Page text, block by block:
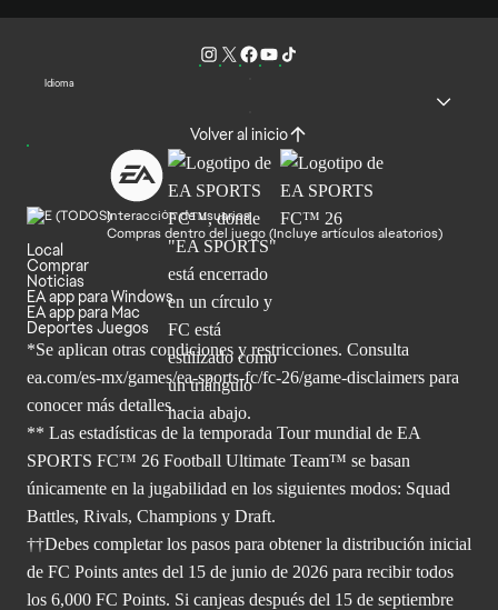
Idioma
Volver al inicio
Interacción de usuarios
Compras dentro del juego (Incluye artículos aleatorios)
Local
Comprar
Noticias
EA app para Windows
EA app para Mac
Deportes Juegos
*Se aplican otras condiciones y restricciones. Consulta
ea.com/es-mx/games/ea-sports-fc/fc-26/game-disclaimers para
conocer más detalles.
** Las estadísticas de la temporada Tour mundial de EA
SPORTS FC™ 26 Football Ultimate Team™ se basan
únicamente en la jugabilidad en los siguientes modos: Squad
Battles, Rivals, Champions y Draft.
††Debes completar los pasos para obtener la distribución inicial
de FC Points antes del 15 de junio de 2026 para recibir todos
los 6,000 FC Points. Si canjeas después del 15 de septiembre